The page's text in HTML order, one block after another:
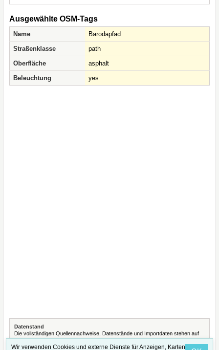
Ausgewählte OSM-Tags
Name
Barodapfad
Straßenklasse
path
Oberfläche
asphalt
Beleuchtung
yes
Datenstand
Die vollständigen Quellennachweise, Datenstände und Importdaten stehen auf
der SeiteQuellennachweise und Datenimporte.
Wir verwenden Cookies und externe Dienste für Anzeigen, Karten